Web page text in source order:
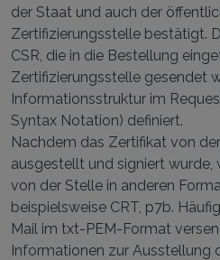
der Staat und auch der
Zertifizierungsstelle bestätigt.
CSR, die in die Bestellung
Zertifizierungsstelle gesendet
Informationsstruktur im
Syntax Notation) definiert.
Nachdem das Zertifikat von
ausgestellt und signiert wurde,
von der Stelle in anderen
beispielsweise CRT, p7b.
Mail im txt-PEM-Format
Informationen zur Ausstellung